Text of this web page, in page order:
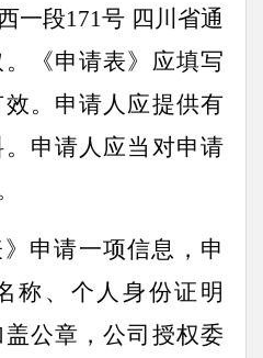
一段171号 四川省通
《申请表》应填写
。申请人应提供有
申请人应当对申请
申请一项信息，申
称、个人身份证明
盖公章，公司授权委